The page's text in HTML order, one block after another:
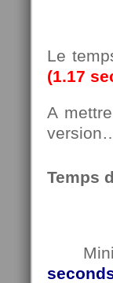
Le
(1.17
A
Temps